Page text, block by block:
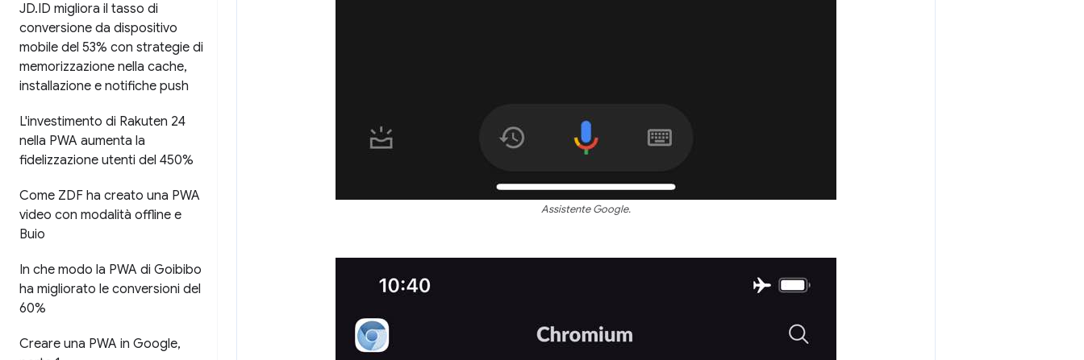
JD.ID migliora il tasso di
conversione da dispositivo
mobile del 53% con strategie di
memorizzazione nella cache,
installazione e notifiche push
L'investimento di Rakuten 24
nella PWA aumenta la
fidelizzazione utenti del 450%
Come ZDF ha creato una PWA
video con modalità offline e
Buio
In che modo la PWA di Goibibo
ha migliorato le conversioni del
60%
Creare una PWA in Google,
Assistente Google.